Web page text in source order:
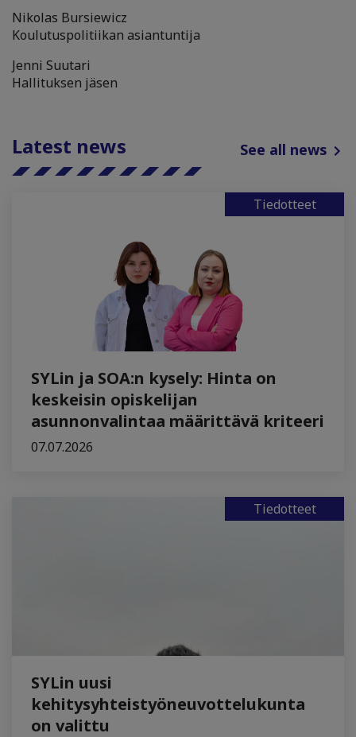
Nikolas Bursiewicz
Koulutuspolitiikan asiantuntija
Jenni Suutari
Hallituksen jäsen
Latest news See all news
Tiedotteet
SYLin ja SOA:n kysely: Hinta on
keskeisin opiskelijan
asunnonvalintaa määrittävä kriteeri
07.07.2026
Tiedotteet
SYLin uusi
kehitysyhteistyöneuvottelukunta
on valittu